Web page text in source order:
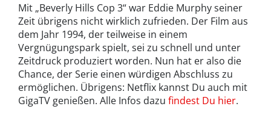
Mit „Beverly Hills Cop 3“ war Eddie Murphy seiner
Zeit übrigens nicht wirklich zufrieden. Der Film aus
dem Jahr 1994, der teilweise in einem
Vergnügungspark spielt, sei zu schnell und unter
Zeitdruck produziert worden. Nun hat er also die
Chance, der Serie einen würdigen Abschluss zu
ermöglichen. Übrigens: Netflix kannst Du auch mit
GigaTV genießen. Alle Infos dazu findest Du hier.